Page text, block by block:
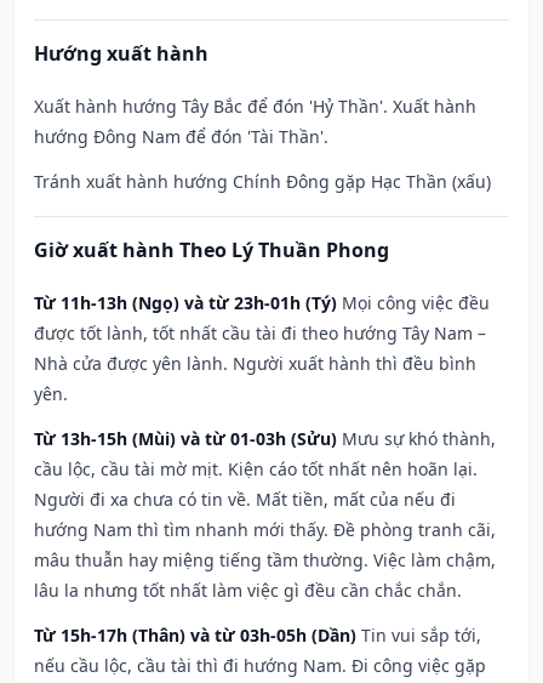
Hướng xuất hành
Xuất hành hướng Tây Bắc để đón 'Hỷ Thần'. Xuất hành
hướng Đông Nam để đón 'Tài Thần'.
Tránh xuất hành hướng Chính Đông gặp Hạc Thần (xấu)
Giờ xuất hành Theo Lý Thuần Phong
Từ 11h-13h (Ngọ) và từ 23h-01h (Tý) Mọi công việc đều
được tốt lành, tốt nhất cầu tài đi theo hướng Tây Nam –
Nhà cửa được yên lành. Người xuất hành thì đều bình
yên.
Từ 13h-15h (Mùi) và từ 01-03h (Sửu) Mưu sự khó thành,
cầu lộc, cầu tài mờ mịt. Kiện cáo tốt nhất nên hoãn lại.
Người đi xa chưa có tin về. Mất tiền, mất của nếu đi
hướng Nam thì tìm nhanh mới thấy. Đề phòng tranh cãi,
mâu thuẫn hay miệng tiếng tầm thường. Việc làm chậm,
lâu la nhưng tốt nhất làm việc gì đều cần chắc chắn.
Từ 15h-17h (Thân) và từ 03h-05h (Dần) Tin vui sắp tới,
nếu cầu lộc, cầu tài thì đi hướng Nam. Đi công việc gặp